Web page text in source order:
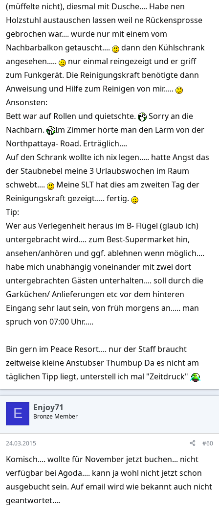
(müffelte nicht), diesmal mit Dusche.... Habe nen
Holzstuhl austauschen lassen weil ne Rückensprosse
gebrochen war.... wurde nur mit einem vom
Nachbarbalkon getauscht....
dann den Kühlschrank
angesehen.....
nur einmal reingezeigt und er griff
zum Funkgerät. Die Reinigungskraft benötigte dann
Anweisung und Hilfe zum Reinigen von mir.....
Ansonsten:
Bett war auf Rollen und quietschte.
Sorry an die
Nachbarn.
Im Zimmer hörte man den Lärm von der
Northpattaya- Road. Erträglich....
Auf den Schrank wollte ich nix legen..... hatte Angst das
der Staubnebel meine 3 Urlaubswochen im Raum
schwebt....
Meine SLT hat dies am zweiten Tag der
Reinigungskraft gezeigt..... fertig.
Tip:
Wer aus Verlegenheit heraus im B- Flügel (glaub ich)
untergebracht wird.... zum Best-Supermarket hin,
ansehen/anhören und ggf. ablehnen wenn möglich....
habe mich unabhängig voneinander mit zwei dort
untergebrachten Gästen unterhalten.... soll durch die
Garküchen/ Anlieferungen etc vor dem hinteren
Eingang sehr laut sein, von früh morgens an..... man
spruch von 07:00 Uhr.....
Bin gern im Peace Resort.... nur der Staff braucht
zeitweise kleine Anstubser Thumbup Da es nicht am
täglichen Tipp liegt, unterstell ich mal "Zeitdruck"
E Enjoy71
Bronze Member
24.03.2015 #60
Komisch.... wollte für November jetzt buchen... nicht
verfügbar bei Agoda.... kann ja wohl nicht jetzt schon
ausgebucht sein. Auf email wird wie bekannt auch nicht
geantwortet....